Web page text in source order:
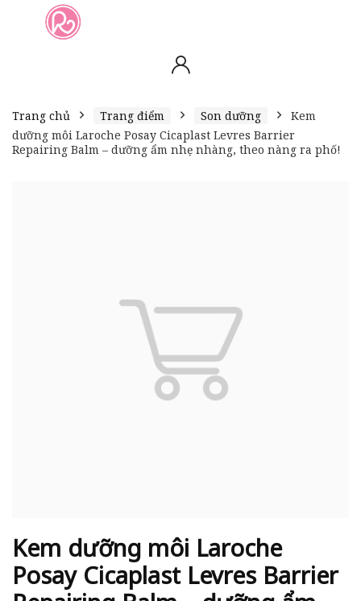
Trang chủ Trang điểm Son dưỡng
Kem
dưỡng môi Laroche Posay Cicaplast Levres Barrier
Repairing Balm – dưỡng ẩm nhẹ nhàng, theo nàng ra phố!
Kem dưỡng môi Laroche
Posay Cicaplast Levres Barrier